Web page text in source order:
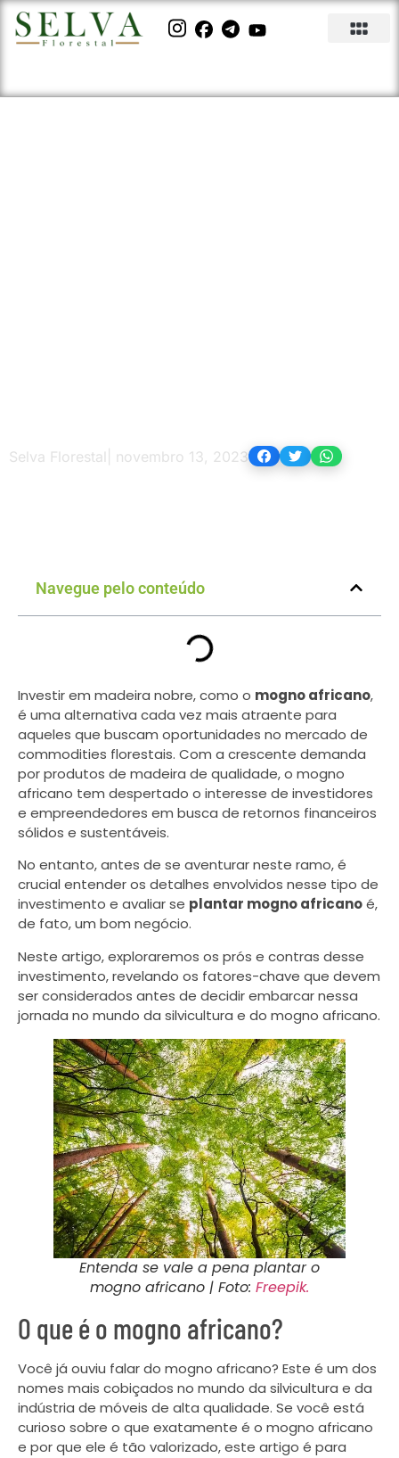
Selva Florestal novembro 13, 2023
Navegue pelo conteúdo
Investir em madeira nobre, como o mogno africano,
é uma alternativa cada vez mais atraente para
aqueles que buscam oportunidades no mercado de
commodities florestais. Com a crescente demanda
por produtos de madeira de qualidade, o mogno
africano tem despertado o interesse de investidores
e empreendedores em busca de retornos financeiros
sólidos e sustentáveis.
No entanto, antes de se aventurar neste ramo, é
crucial entender os detalhes envolvidos nesse tipo de
investimento e avaliar se plantar mogno africanoé,
de fato, um bom negócio.
Neste artigo, exploraremos os prós e contras desse
investimento, revelando os fatores-chave que devem
ser considerados antes de decidir embarcar nessa
jornada no mundo da silvicultura e do mogno africano.
Entenda se vale a pena plantar o
mogno africano | Foto: Freepik.
O que é o mogno africano?
Você já ouviu falar do mogno africano? Este é um dos
nomes mais cobiçados no mundo da silvicultura e da
indústria de móveis de alta qualidade. Se você está
curioso sobre o que exatamente é o mogno africano
e por que ele é tão valorizado, este artigo é para